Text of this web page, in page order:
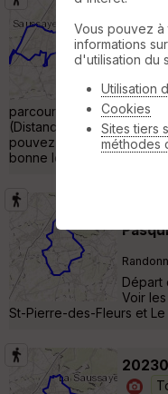
des
parcours facile... Toutes
pouvez consulter a tous
bonne lecture de celles-
Départ
Voir
St-Pierre-des-Fleurs et Le
Vous pouvez
informations
d'utilisation du
Utilisation
Cookies
Sites tiers
méthodes